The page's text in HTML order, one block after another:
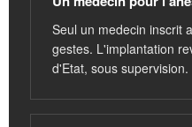
Seul un medecin inscrit
gestes. L'implantation
d'Etat, sous supervision.